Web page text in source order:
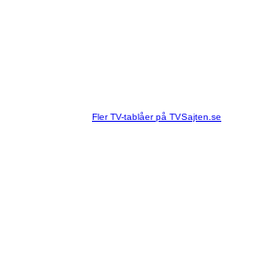
Fler TV-tablåer på TVSajten.se